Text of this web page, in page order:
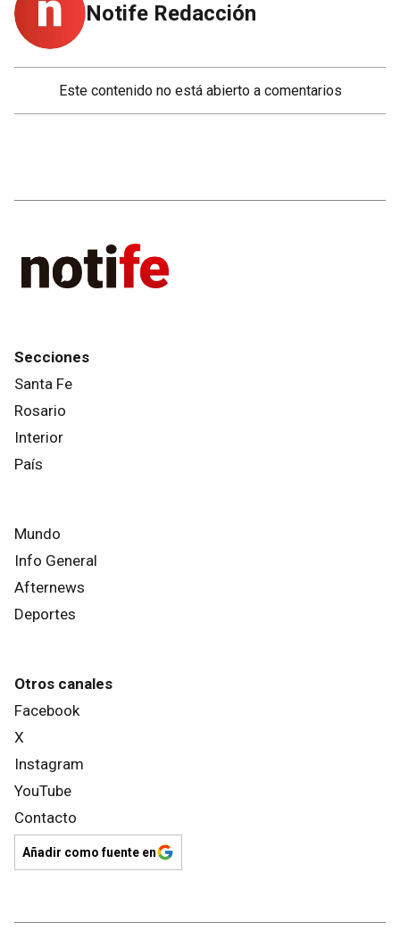
Notife Redacción
Este contenido no está abierto a comentarios
Secciones
Santa Fe
Rosario
Interior
País
Mundo
Info General
Afternews
Deportes
Otros canales
Facebook
X
Instagram
YouTube
Contacto
Añadir como fuente en